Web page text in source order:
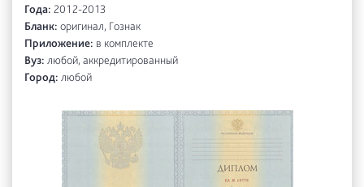
Года: 2012-2013
Бланк: оригинал, Гознак
Приложение: в комплекте
Вуз: любой, аккредитированный
Город: любой